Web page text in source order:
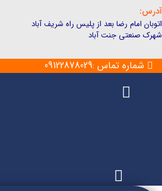
آدرس:
اتوبان امام رضا بعد از پلیس راه شریف آباد
شهرک صنعتی جنت آباد
شماره تماس :09122878029